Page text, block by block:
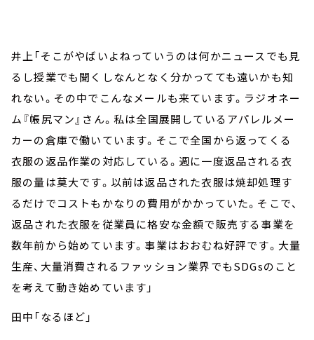
井上「そこがやばいよねっていうのは何かニュースでも見
るし授業でも聞くしなんとなく分かってても遠いかも知
れない。その中でこんなメールも来ています。ラジオネー
ム『帳尻マン』さん。私は全国展開しているアパレルメー
カーの倉庫で働いています。そこで全国から返ってくる
衣服の返品作業の対応している。週に一度返品される衣
服の量は莫大です。以前は返品された衣服は焼却処理す
るだけでコストもかなりの費用がかかっていた。そこで、
返品された衣服を従業員に格安な金額で販売する事業を
数年前から始めています。事業はおおむね好評です。大量
生産、大量消費されるファッション業界でもSDGsのこと
を考えて動き始めています」
田中「なるほど」